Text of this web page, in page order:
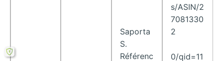
Saporta
S.
Référenc
s/ASIN/2
7081330
2
0/qid=11